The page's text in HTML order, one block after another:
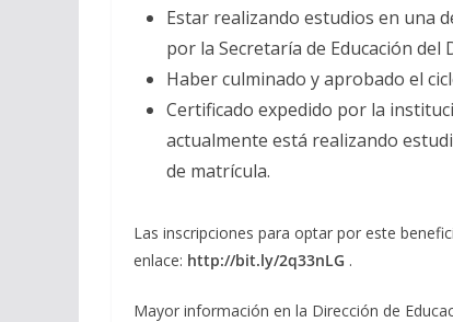
Estar realizando estudios en una
por la Secretaría de Educación del
Haber culminado y aprobado el
Certificado expedido por la
actualmente está realizando
de matrícula.
Las inscripciones para optar por este
enlace: http://bit.ly/2q33nLG .
Mayor información en la Dirección de